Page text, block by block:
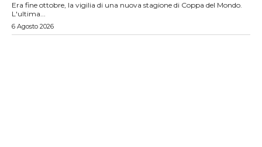
Era fine ottobre, la vigilia di una nuova stagione di Coppa del Mondo.
L'ultima...
6 Agosto 2026